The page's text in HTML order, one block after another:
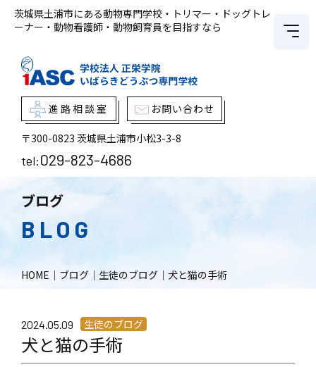
茨城県土浦市にある動物専門学校・トリマー・ドッグトレ
ーナー・動物看護師・動物飼育員を目指すなら
進路相談室 お問い合わせ
〒300-0823 茨城県土浦市小松3-3-8
tel:029-823-4686
ブログ
BLOG
HOME ｜ ブログ ｜ 生徒のブログ ｜ 犬と猫の手術
2024.05.09 生徒のブログ
犬と猫の手術